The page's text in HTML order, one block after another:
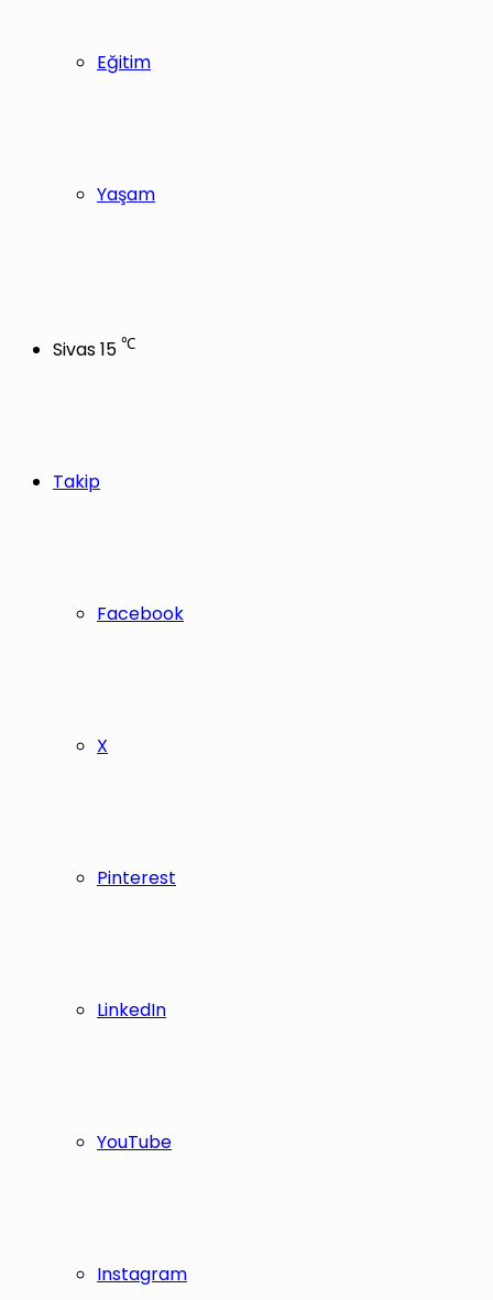
Eğitim
Yaşam
Sivas15 ℃
Takip
Facebook
X
Pinterest
LinkedIn
YouTube
Instagram